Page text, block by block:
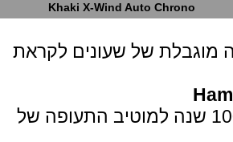
Khaki X-Wind Auto Chrono
של שעונים לקראת
של 1918 שעונים בלבד לרגל 100 שנה למוטיב התעופה של